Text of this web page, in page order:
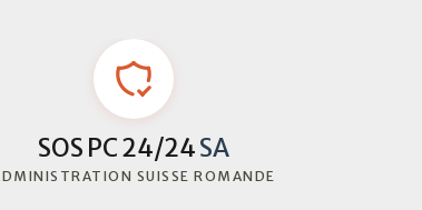
SOS PC 24/24SA
SUISSE ROMANDE